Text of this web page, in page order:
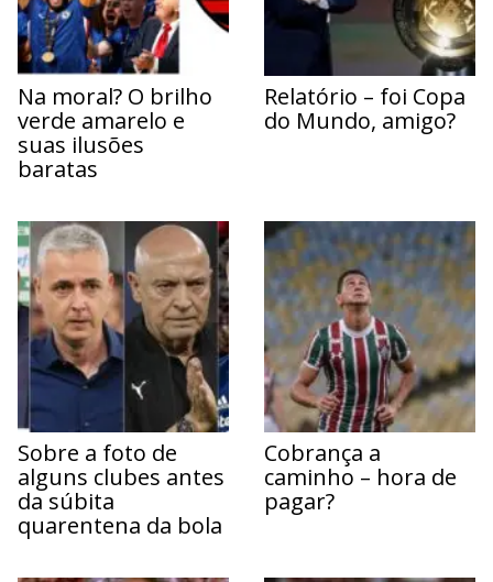
Na moral? O brilho
verde amarelo e
suas ilusões
baratas
Relatório – foi Copa
do Mundo, amigo?
Sobre a foto de
alguns clubes antes
da súbita
quarentena da bola
Cobrança a
caminho – hora de
pagar?